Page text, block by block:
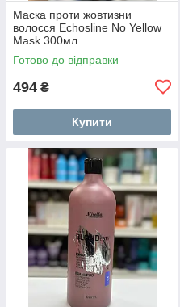
Маска проти жовтизни
волосся Echosline No Yellow
Mask 300мл
Готово до відправки
494 ₴
Купити